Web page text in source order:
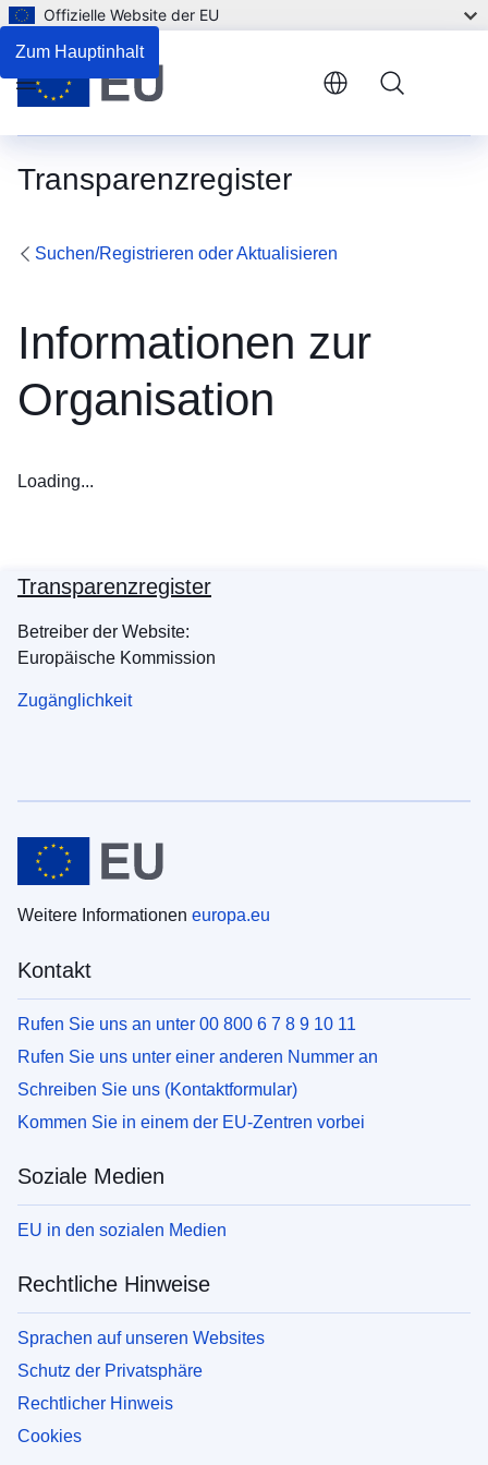
Zum Hauptinhalt
Offizielle Website der EU
Transparenzregister
Menu
Suchen/Registrieren oder Aktualisieren
Informationen zur
Organisation
Loading...
Transparenzregister
Betreiber der Website:
Europäische Kommission
Zugänglichkeit
Weitere Informationen europa.eu
Kontakt
Rufen Sie uns an unter 00 800 6 7 8 9 10 11
Rufen Sie uns unter einer anderen Nummer an
Schreiben Sie uns (Kontaktformular)
Kommen Sie in einem der EU-Zentren vorbei
Soziale Medien
EU in den sozialen Medien
Rechtliche Hinweise
Sprachen auf unseren Websites
Schutz der Privatsphäre
Rechtlicher Hinweis
Cookies